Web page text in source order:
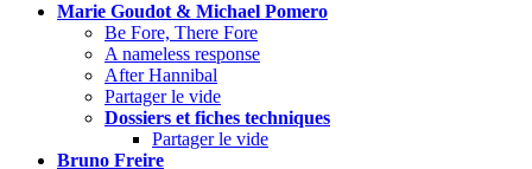
Marie Goudot & Michael Pomero
Be Fore, There Fore
A nameless response
After Hannibal
Partager le vide
Dossiers et fiches techniques
Partager le vide
Bruno Freire